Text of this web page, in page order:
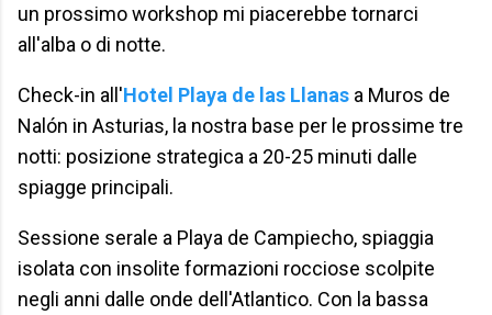
un prossimo workshop mi piacerebbe tornarci
all'alba o di notte.
Check-in all'Hotel Playa de las Llanas a Muros de
Nalón in Asturias, la nostra base per le prossime tre
notti: posizione strategica a 20-25 minuti dalle
spiagge principali.
Sessione serale a Playa de Campiecho, spiaggia
isolata con insolite formazioni rocciose scolpite
negli anni dalle onde dell'Atlantico. Con la bassa